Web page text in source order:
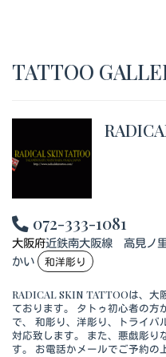
TATTOO
072-333-1081
大阪府近鉄南大阪線 高見ノ
かい
和洋彫り
RADICAL SKIN TATTOOは、大
ております。 タトゥ初心者の方
で、 和彫り、洋彫り、トライバ
対応致します。 また、悪戯彫り
す。 お電話かメールでご予約の